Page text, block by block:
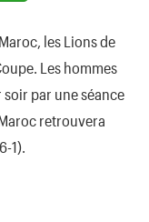
les Lions de
Les hommes
par une séance
retrouvera
1).